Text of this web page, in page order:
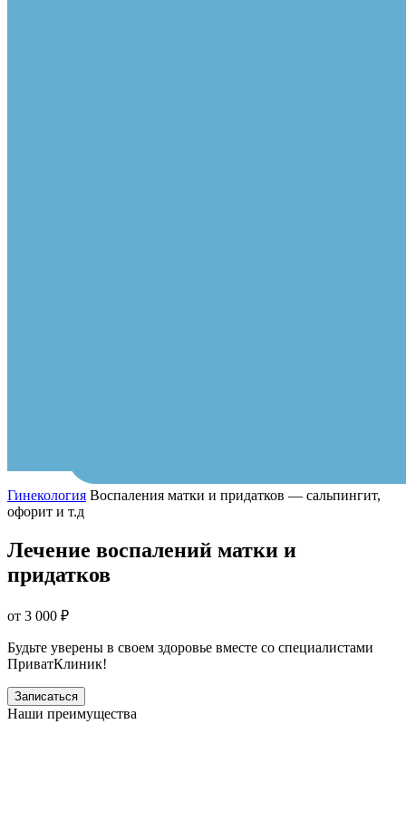
Гинекология Воспаления матки и придатков — сальпингит,
офорит и т.д
Лечение воспалений матки и
придатков
от 3 000 ₽
Будьте уверены в своем здоровье вместе со специалистами
ПриватКлиник!
Записаться
Наши преимущества